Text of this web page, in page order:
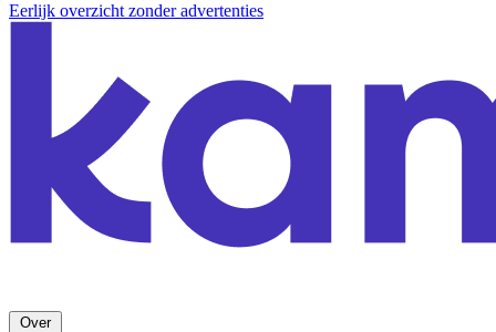
Eerlijk overzicht zonder advertenties
Over